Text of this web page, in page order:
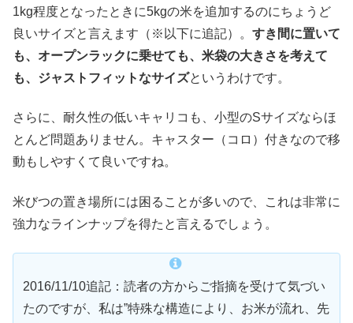
1kg程度となったときに5kgの米を追加するのにちょうど
良いサイズと言えます（※以下に追記）。 すき間に置いて
も、オープンラックに乗せても、米袋の大きさを考えて
も、ジャストフィットなサイズというわけです。
さらに、耐久性の低いキャリコも、小型のSサイズならほ
とんど問題ありません。キャスター（コロ）付きなので移
動もしやすくて良いですね。
米びつの置き場所には困ることが多いので、これは非常に
強力なラインナップを得たと言えるでしょう。
2016/11/10追記：読者の方からご指摘を受けて気づい
たのですが、私は”特殊な構造により、お米が流れ、先